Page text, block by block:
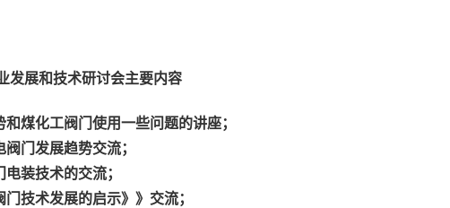
发展和技术研讨会主要内容
煤化工阀门使用一些问题的讲座；
门发展趋势交流；
装技术的交流；
技术发展的启示》》交流；